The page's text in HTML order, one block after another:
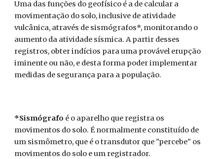
Uma das funções do geofísico é a de calcular a
movimentação do solo, inclusive de atividade
vulcânica, através de sismógrafos*, monitorando o
aumento da atividade sísmica. A partir desses
registros, obter indícios para uma provável erupção
iminente ou não, e desta forma poder implementar
medidas de segurança para a população.
*Sismógrafo é o aparelho que registra os
movimentos do solo. É normalmente constituído de
um sismômetro, que é o transdutor que "percebe" os
movimentos do solo e um registrador.